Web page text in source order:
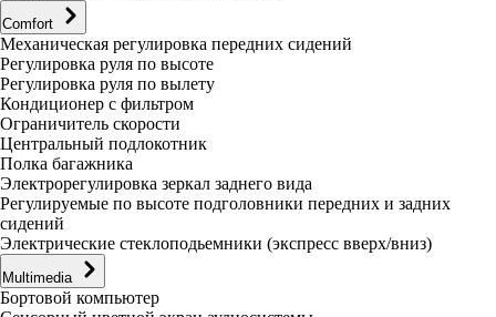
Comfort
Механическая регулировка передних сидений
Регулировка руля по высоте
Регулировка руля по вылету
Кондиционер с фильтром
Ограничитель скорости
Центральный подлокотник
Полка багажника
Электрорегулировка зеркал заднего вида
Регулируемые по высоте подголовники передних и задних
сидений
Электрические стеклоподьемники (экспресс вверх/вниз)
Multimedia
Бортовой компьютер